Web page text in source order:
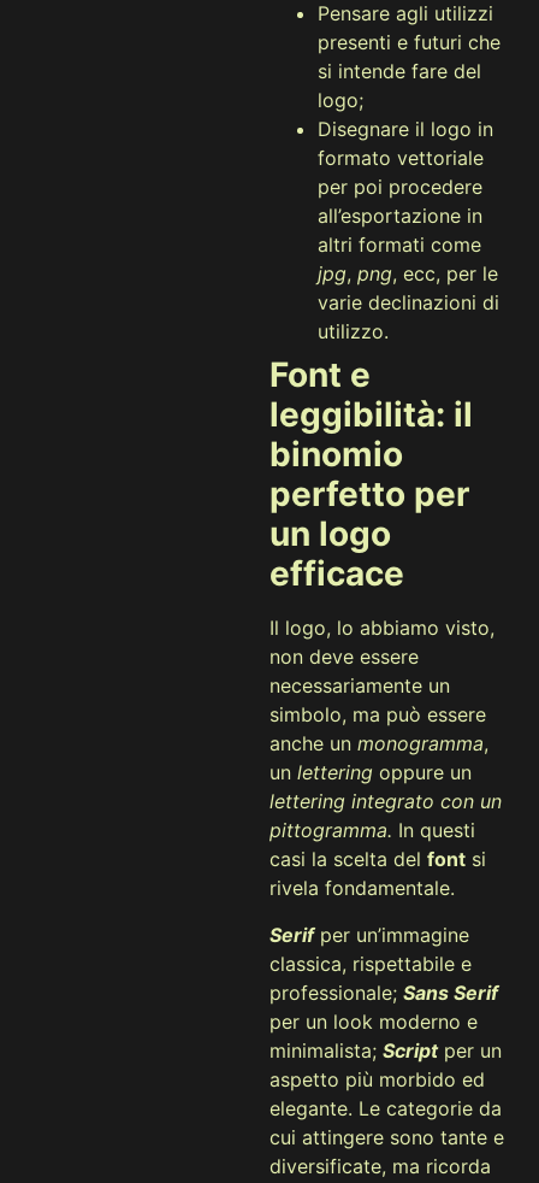
Pensare agli utilizzi
presenti e futuri che
si intende fare del
logo;
Disegnare il logo in
formato vettoriale
per poi procedere
all’esportazione in
altri formati come
jpg, png, ecc, per le
varie declinazioni di
utilizzo.
Font e
leggibilità: il
binomio
perfetto per
un logo
efficace
Il logo, lo abbiamo visto,
non deve essere
necessariamente un
simbolo, ma può essere
anche un monogramma,
un lettering oppure un
lettering integrato con un
pittogramma. In questi
casi la scelta del font si
rivela fondamentale.
Serif per un’immagine
classica, rispettabile e
professionale; Sans Serif
per un look moderno e
minimalista; Scriptper un
aspetto più morbido ed
elegante. Le categorie da
cui attingere sono tante e
diversificate, ma ricorda